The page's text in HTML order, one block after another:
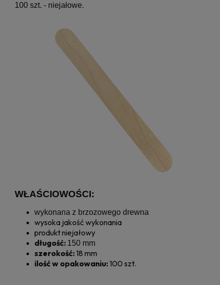
100 szt. - niejałowe.
WŁAŚCIOWOŚCI:
wykonana z brzozowego drewna
wysoka jakość wykonania
produkt niejałowy
długość: 150 mm
szerokość:18 mm
ilość w opakowaniu:100 szt.